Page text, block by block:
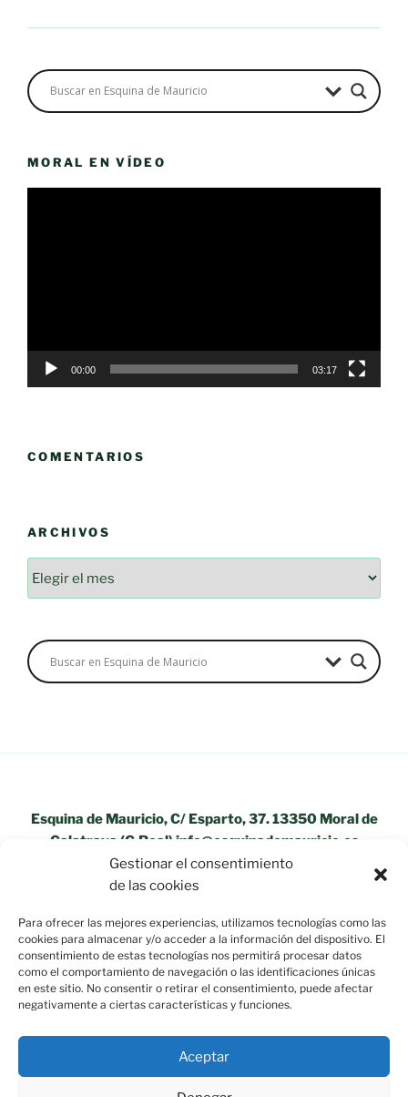
Gestionar el consentimiento
de las cookies
Para ofrecer las mejores experiencias, utilizamos tecnologías como las
cookies para almacenar y/o acceder a la información del dispositivo. El
consentimiento de estas tecnologías nos permitirá procesar datos
como el comportamiento de navegación o las identificaciones únicas
en este sitio. No consentir o retirar el consentimiento, puede afectar
negativamente a ciertas características y funciones.
Aceptar
MORAL EN VÍDEO
00:00 03:17
COMENTARIOS
ARCHIVOS
Esquina de Mauricio, C/ Esparto, 37. 13350 Moral de
Calatrava (C.Real) info@esquinademauricio.es
«Aviso Legal»